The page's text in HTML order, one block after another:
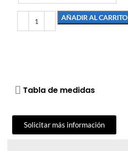
AÑADIR AL CARRITO
Tabla de medidas
Solicitar más información